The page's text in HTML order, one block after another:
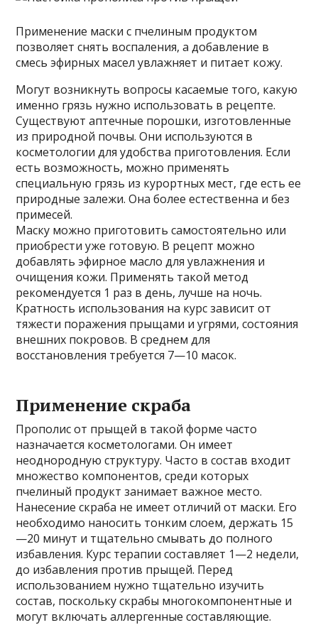
Применение маски с пчелиным продуктом
позволяет снять воспаления, а добавление в
смесь эфирных масел увлажняет и питает кожу.
Могут возникнуть вопросы касаемые того, какую
именно грязь нужно использовать в рецепте.
Существуют аптечные порошки, изготовленные
из природной почвы. Они используются в
косметологии для удобства приготовления. Если
есть возможность, можно применять
специальную грязь из курортных мест, где есть ее
природные залежи. Она более естественна и без
примесей.
Маску можно приготовить самостоятельно или
приобрести уже готовую. В рецепт можно
добавлять эфирное масло для увлажнения и
очищения кожи. Применять такой метод
рекомендуется 1 раз в день, лучше на ночь.
Кратность использования на курс зависит от
тяжести поражения прыщами и угрями, состояния
внешних покровов. В среднем для
восстановления требуется 7—10 масок.
Применение скраба
Прополис от прыщей в такой форме часто
назначается косметологами. Он имеет
неоднородную структуру. Часто в состав входит
множество компонентов, среди которых
пчелиный продукт занимает важное место.
Нанесение скраба не имеет отличий от маски. Его
необходимо наносить тонким слоем, держать 15
—20 минут и тщательно смывать до полного
избавления. Курс терапии составляет 1—2 недели,
до избавления против прыщей. Перед
использованием нужно тщательно изучить
состав, поскольку скрабы многокомпонентные и
могут включать аллергенные составляющие.